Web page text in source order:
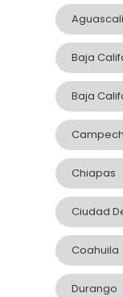
Baja
Baja
Chiapas
Ciudad
Coahuila
Durango